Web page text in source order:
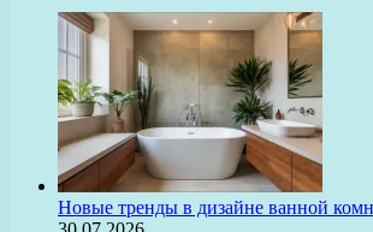
Новые тренды в дизайне ванной